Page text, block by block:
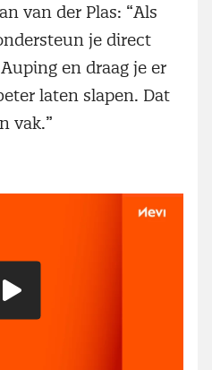
van der Plas: “Als
je direct
en draag je er
laten slapen. Dat
vak.”
Speel
video